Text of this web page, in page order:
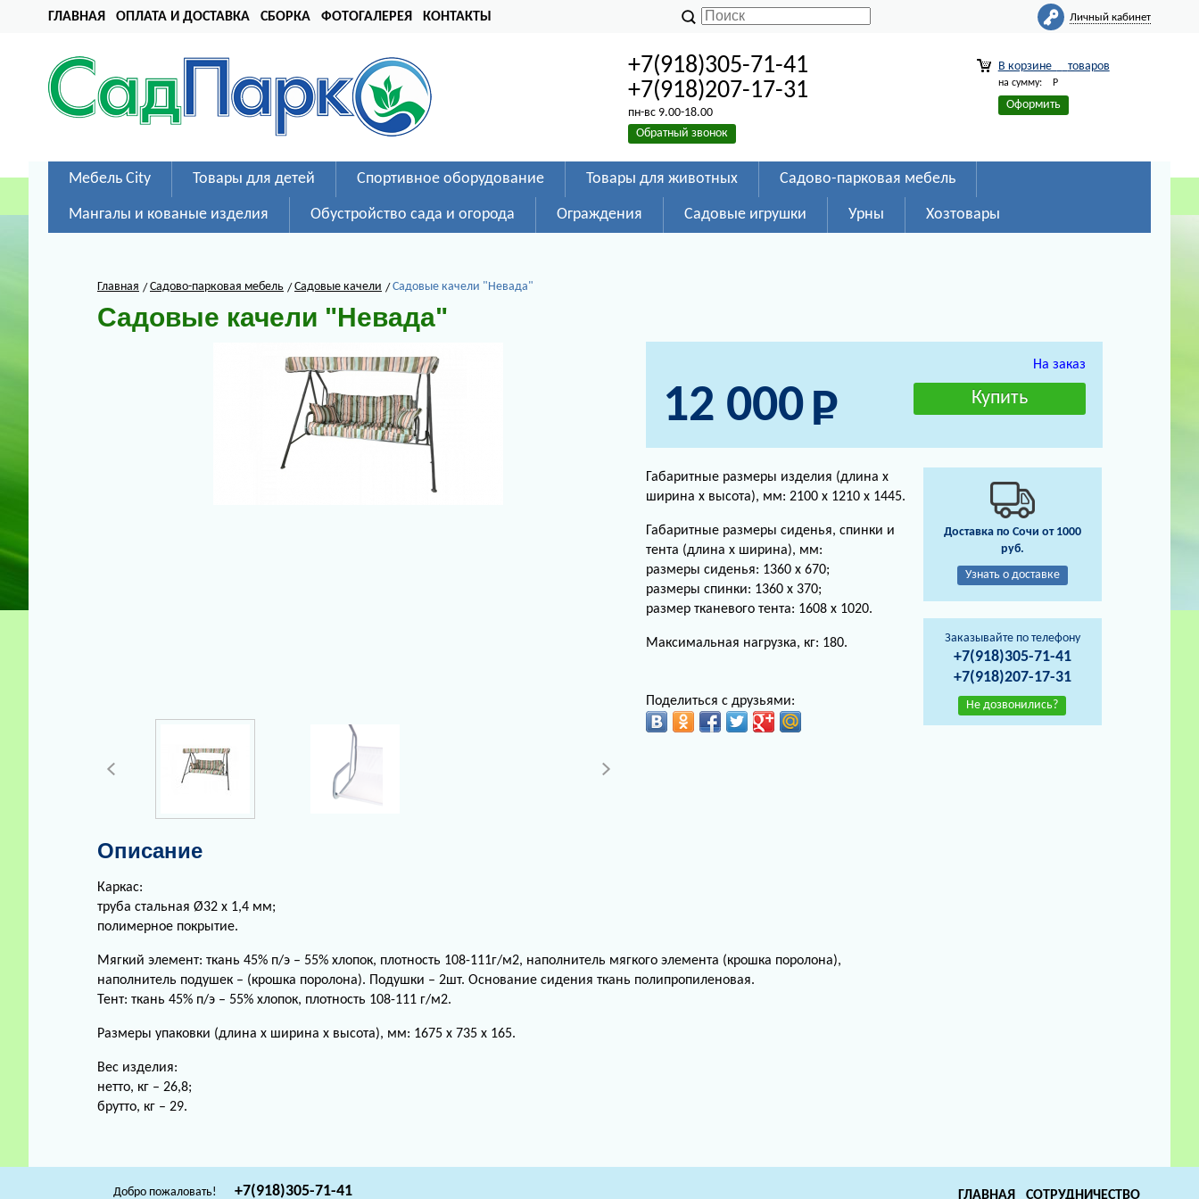
ГЛАВНАЯ ОПЛАТА И ДОСТАВКА СБОРКА ФОТОГАЛЕРЕЯ КОНТАКТЫ Личный кабинет
+7(918)305-71-41
+7(918)207-17-31
пн-вс 9.00-18.00
Обратный звонок
В корзине товаров
на сумму: Р
Оформить
Мебель City Товары для детей Спортивное оборудование Товары для животных Садово-парковая мебель
Мангалы и кованые изделия Обустройство сада и огорода Ограждения Садовые игрушки Урны Хозтовары
Главная Садово-парковая мебель Садовые качели Садовые качели "Невада"
Садовые качели "Невада"
На заказ
12 000
Габаритные размеры изделия (длина х
ширина х высота), мм: 2100 х 1210 х 1445.
Габаритные размеры сиденья, спинки и
тента (длина х ширина), мм:
размеры сиденья: 1360 х 670;
размеры спинки: 1360 х 370;
размер тканевого тента: 1608 х 1020.
Максимальная нагрузка, кг: 180.
Поделиться с друзьями:
Описание
Каркас:
труба стальная Ø32 х 1,4 мм;
полимерное покрытие.
Мягкий элемент: ткань 45% п/э – 55% хлопок, плотность 108-111г/м2, наполнитель мягкого элемента (крошка поролона),
наполнитель подушек – (крошка поролона). Подушки – 2шт. Основание сидения ткань полипропиленовая.
Тент: ткань 45% п/э – 55% хлопок, плотность 108-111 г/м2.
Размеры упаковки (длина х ширина х высота), мм: 1675 х 735 х 165.
Вес изделия:
нетто, кг – 26,8;
брутто, кг – 29.
Доставка по Сочи от 1000
руб.
Узнать о доставке
Заказывайте по телефону
+7(918)305-71-41
+7(918)207-17-31
Не дозвонились?
Добро пожаловать! +7(918)305-71-41 ГЛАВНАЯ СОТРУДНИЧЕСТВО